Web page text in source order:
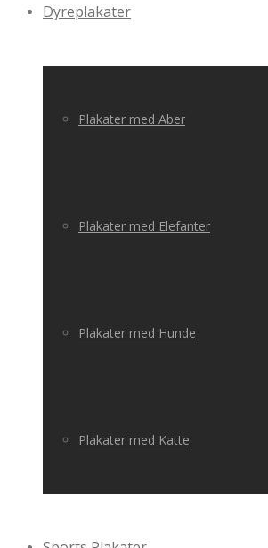
Dyreplakater
Plakater med Aber
Plakater med Elefanter
Plakater med Hunde
Plakater med Katte